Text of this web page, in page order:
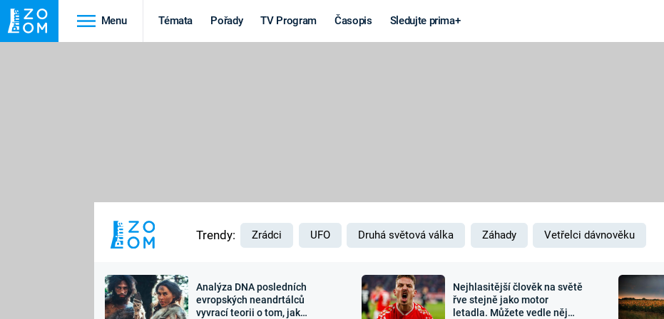
Menu Témata Pořady TV Program Časopis Sledujte prima+
MARS
Výročí
Záhady a
Zajímavosti
Trendy: Zrádci UFO Druhá světová válka Záhady Vetřelci dávnověku
Analýza DNA posledních
evropských neandrtálců
vyvrací teorii o tom, jak
Nejhlasitější člověk na světě
řve stejně jako motor
letadla. Můžete vedle něj